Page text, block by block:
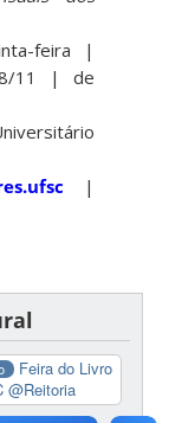
feira |
11 | de
|
Feira do Livro
@Reitoria